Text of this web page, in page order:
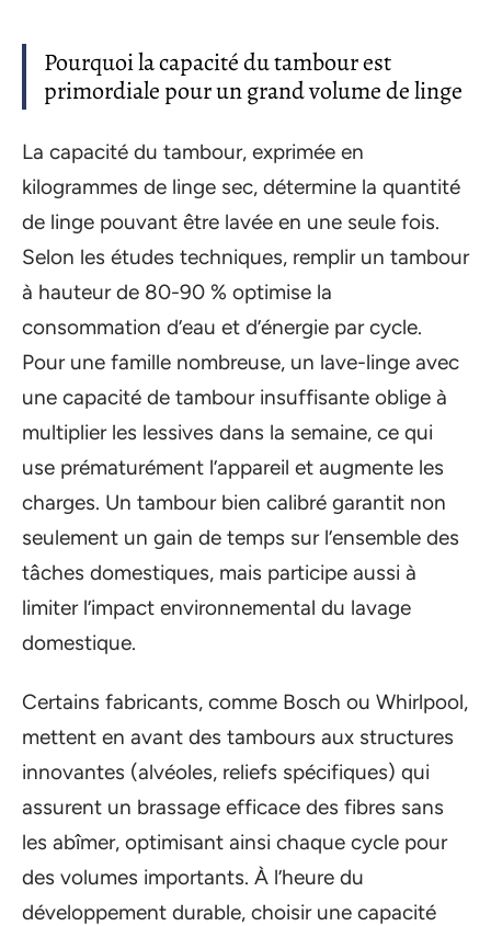
Pourquoi la capacité du tambour est
primordiale pour un grand volume de linge
La capacité du tambour, exprimée en
kilogrammes de linge sec, détermine la quantité
de linge pouvant être lavée en une seule fois.
Selon les études techniques, remplir un tambour
à hauteur de 80-90 % optimise la
consommation d’eau et d’énergie par cycle.
Pour une famille nombreuse, un lave-linge avec
une capacité de tambour insuffisante oblige à
multiplier les lessives dans la semaine, ce qui
use prématurément l’appareil et augmente les
charges. Un tambour bien calibré garantit non
seulement un gain de temps sur l’ensemble des
tâches domestiques, mais participe aussi à
limiter l’impact environnemental du lavage
domestique.
Certains fabricants, comme Bosch ou Whirlpool,
mettent en avant des tambours aux structures
innovantes (alvéoles, reliefs spécifiques) qui
assurent un brassage efficace des fibres sans
les abîmer, optimisant ainsi chaque cycle pour
des volumes importants. À l’heure du
développement durable, choisir une capacité